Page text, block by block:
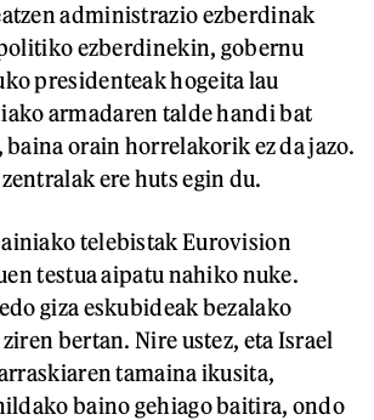
administrazio ezberdinak
ezberdinekin, gobernu
presidenteak hogeita lau
armadaren talde handi bat
orain horrelakorik ez da jazo.
ere huts egin du.
telebistak Eurovision
testua aipatu nahiko nuke.
giza eskubideak bezalako
bertan. Nire ustez, eta Israel
tamaina ikusita,
baino gehiago baitira, ondo